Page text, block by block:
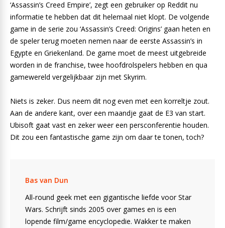
‘Assassin’s Creed Empire’, zegt een gebruiker op Reddit nu
informatie te hebben dat dit helemaal niet klopt. De volgende
game in de serie zou ‘Assassin’s Creed: Origins’ gaan heten en
de speler terug moeten nemen naar de eerste Assassin’s in
Egypte en Griekenland. De game moet de meest uitgebreide
worden in de franchise, twee hoofdrolspelers hebben en qua
gamewereld vergelijkbaar zijn met Skyrim.
Niets is zeker. Dus neem dit nog even met een korreltje zout.
Aan de andere kant, over een maandje gaat de E3 van start.
Ubisoft gaat vast en zeker weer een persconferentie houden.
Dit zou een fantastische game zijn om daar te tonen, toch?
Bas van Dun
All-round geek met een gigantische liefde voor Star
Wars. Schrijft sinds 2005 over games en is een
lopende film/game encyclopedie. Wakker te maken